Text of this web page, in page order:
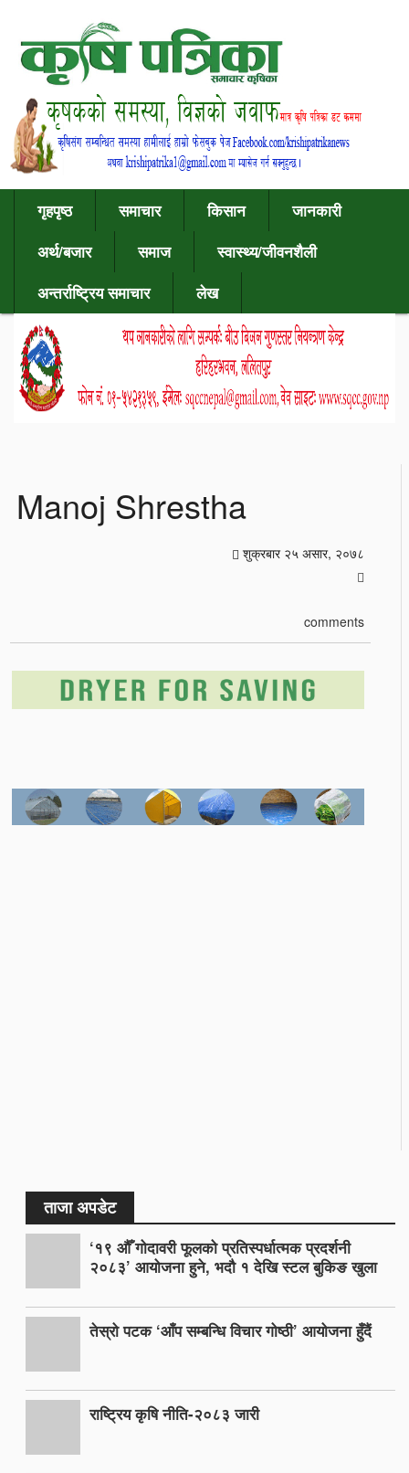
गृहपृष्ठ समाचार किसान
जानकारी
अर्थ/बजार
समाज
स्वास्थ्य/जीवनशैली
अन्तर्राष्ट्रिय समाचार
लेख
Manoj Shrestha
शुक्रबार २५ असार, २०७८
comments
ताजा अपडेट
‘१९ औँ गोदावरी फूलको प्रतिस्पर्धात्मक प्रदर्शनी
२०८३’ आयोजना हुने, भदौ १ देखि स्टल बुकिङ खुला
तेस्रो पटक ‘आँप सम्बन्धि विचार गोष्ठी’ आयोजना हुँदैं
राष्ट्रिय कृषि नीति-२०८३ जारी